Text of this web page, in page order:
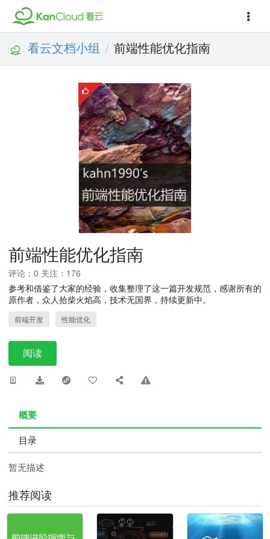
看云文档小组 / 前端性能优化指南
前端性能优化指南
评论：0 关注：176
参考和借鉴了大家的经验，收集整理了这一篇开发规范，感谢所有的
原作者，众人拾柴火焰高，技术无国界，持续更新中。
前端开发 性能优化
阅读
概要
目录
暂无描述
推荐阅读